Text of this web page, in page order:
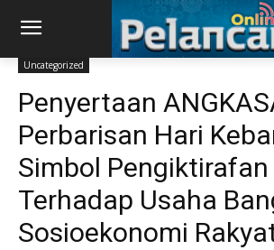
Uncategorized
Penyertaan
Perbarisan Hari
Simbol Pengiktirafan
Terhadap Usaha
Sosioekonomi